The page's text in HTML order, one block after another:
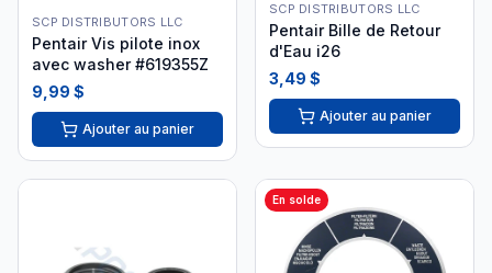
SCP DISTRIBUTORS LLC
Pentair Vis pilote inox
avec washer #619355Z
9,99 $
Ajouter au panier
SCP DISTRIBUTORS LLC
Pentair Bille de Retour
d'Eau i26
3,49 $
Ajouter au panier
En solde